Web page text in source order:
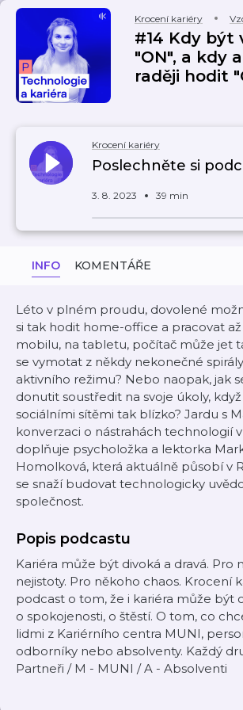
Krocení kariéry
#14 Kdy být
"ON", a kdy
raději hodit
Krocení kariéry
Poslechněte si
3. 8. 2023 39 min
INFO KOMENTÁŘE
Léto v plném proudu, dovolené
si tak hodit home-office a pracovat
mobilu, na tabletu, počítač může jet
se vymotat z někdy nekonečné
aktivního režimu? Nebo naopak, jak
donutit soustředit na svoje úkoly,
sociálními sítěmi tak blízko? Jardu s
konverzaci o nástrahách technologií
doplňuje psycholožka a lektorka
Homolková, která aktuálně působí v
se snaží budovat technologicky
společnost.
Popis podcastu
Kariéra může být divoká a dravá. Pro
nejistoty. Pro někoho chaos. Krocení
podcast o tom, že i kariéra může být
o spokojenosti, o štěstí. O tom, co
lidmi z Kariérního centra MUNI,
odborníky nebo absolventy. Každý
Partneři / M - MUNI / A - Absolventi